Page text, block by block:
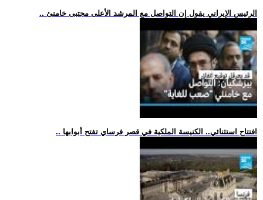
.. الرئيس الإيراني يقول إن التواصل مع المرشد الأعلى مجتبى خامنئ
.. افتتاح استثنائي.. الكنيسة الملكية في قصر فرساي تفتح أبوابها